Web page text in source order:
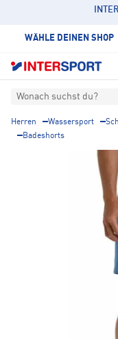
WÄHLE DEINEN SHOP
Wonach suchst du?
Herren Wassersport
Badeshorts